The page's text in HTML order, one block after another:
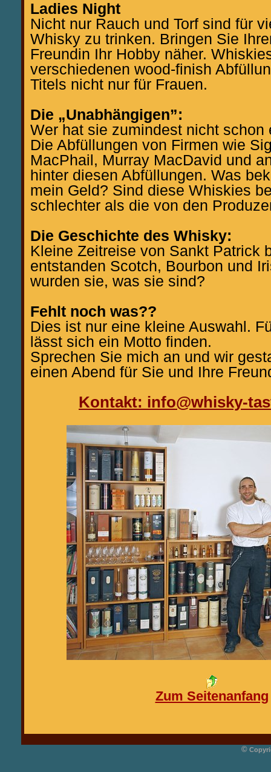
Ladies Night
Nicht nur Rauch und Torf sind für
Whisky zu trinken. Bringen Sie
Freundin Ihr Hobby näher.
verschiedenen wood-finish
Titels nicht nur für Frauen.
Die „Unabhängigen”:
Wer hat sie zumindest nicht schon
Die Abfüllungen von Firmen wie
MacPhail, Murray MacDavid und
hinter diesen Abfüllungen. Was
mein Geld? Sind diese Whiskies
schlechter als die von den
Die Geschichte des Whisky:
Kleine Zeitreise von Sankt Patrick
entstanden Scotch, Bourbon und
wurden sie, was sie sind?
Fehlt noch was??
Dies ist nur eine kleine Auswahl.
lässt sich ein Motto finden.
Sprechen Sie mich an und wir
einen Abend für Sie und Ihre
Kontakt: info@whisky-
Zum Seitenanfang
©